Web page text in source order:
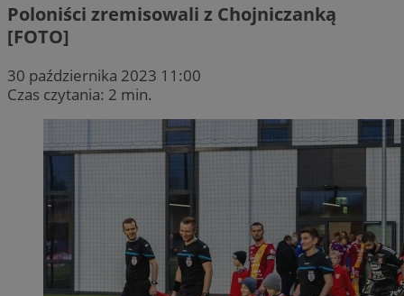
Poloniści zremisowali z Chojniczanką
[FOTO]
30 października 2023 11:00
Czas czytania: 2 min.